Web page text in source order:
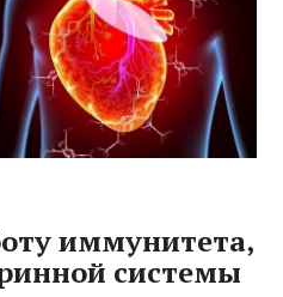
иммунитета,
системы